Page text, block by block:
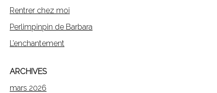
Rentrer chez moi
Perlimpinpin de Barbara
L’enchantement
ARCHIVES
mars 2026